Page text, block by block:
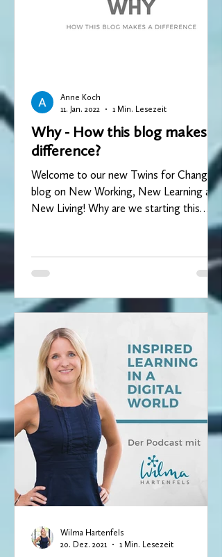
Why - How this blog makes a
difference?
Welcome to our new Twins for Change
blog on New Working, New Learning and
New Living! Why are we starting this
Anne Koch
11. Jan. 2022
1 Min. Lesezeit
Wilma Hartenfels
20. Dez. 2021
1 Min. Lesezeit